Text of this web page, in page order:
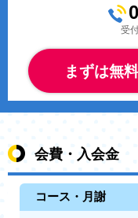
受
まずは無
会費・入会金
コース・月謝